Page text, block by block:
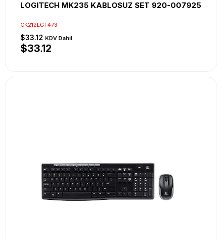
LOGITECH MK235 KABLOSUZ SET 920-007925
CK212LGT473
$33.12 KDV Dahil
$33.12